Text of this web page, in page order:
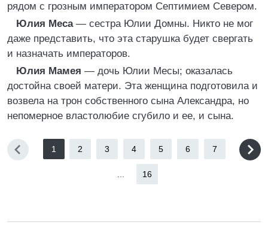
рядом с грозным императором Септимием Севером.
Юлия Меса— сестра Юлии Домны. Никто не мог
даже представить, что эта старушка будет свергать
и назначать императоров.
Юлия Мамея — дочь Юлии Месы; оказалась
достойна своей матери. Эта женщина подготовила и
возвела на трон собственного сына Александра, но
непомерное властолюбие сгубило и ее, и сына.
1 2 3 4 5 6 7
16